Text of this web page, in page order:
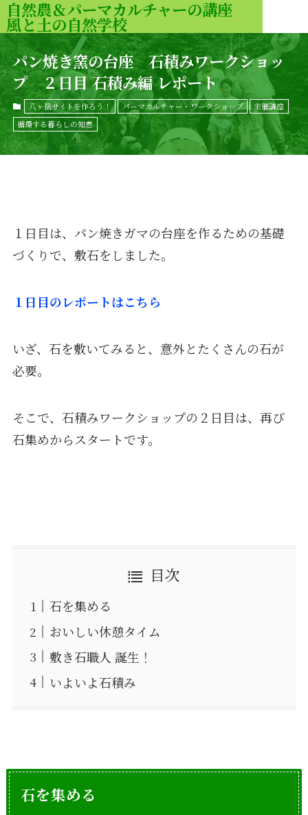
自然農＆パーマカルチャーの講座
風と土の自然学校
パン焼き窯の台座 石積みワークショッ
プ ２日目 石積み編 レポート
八ヶ岳サイトを作ろう！ パーマカルチャー・ワークショップ
主催講座
循環する暮らしの知恵
１日目は、パン焼きガマの台座を作るための基礎
づくりで、敷石をしました。
１日目のレポートはこちら
いざ、石を敷いてみると、意外とたくさんの石が
必要。
そこで、石積みワークショップの２日目は、再び
石集めからスタートです。
目次
石を集める
おいしい休憩タイム
敷き石職人 誕生！
いよいよ石積み
石を集める